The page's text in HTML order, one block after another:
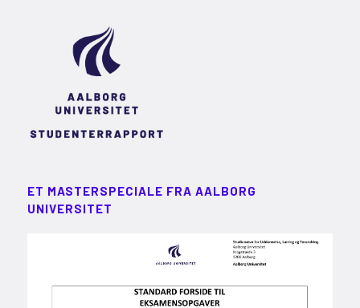
ET MASTERSPECIALE FRA AALBORG
UNIVERSITET